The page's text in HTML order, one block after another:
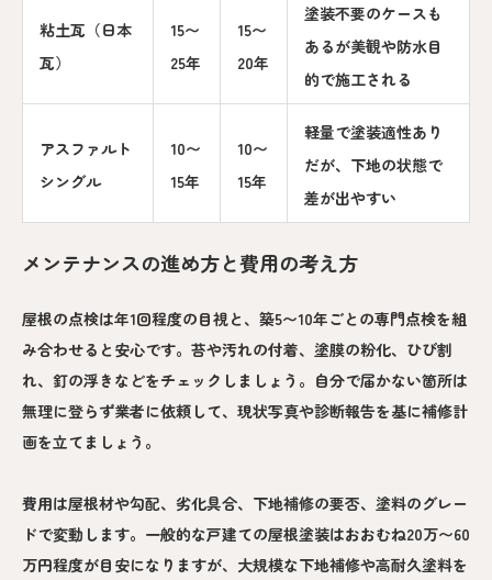
粘土瓦（日本
瓦）
15〜
25年
15〜
20年
塗装不要のケースも
あるが美観や防水目
的で施工される
アスファルト
シングル
10〜
15年
10〜
15年
軽量で塗装適性あり
だが、下地の状態で
差が出やすい
メンテナンスの進め方と費用の考え方
屋根の点検は年1回程度の目視と、築5〜10年ごとの専門点検を組
み合わせると安心です。苔や汚れの付着、塗膜の粉化、ひび割
れ、釘の浮きなどをチェックしましょう。自分で届かない箇所は
無理に登らず業者に依頼して、現状写真や診断報告を基に補修計
画を立てましょう。
費用は屋根材や勾配、劣化具合、下地補修の要否、塗料のグレー
ドで変動します。一般的な戸建ての屋根塗装はおおむね20万〜60
万円程度が目安になりますが、大規模な下地補修や高耐久塗料を